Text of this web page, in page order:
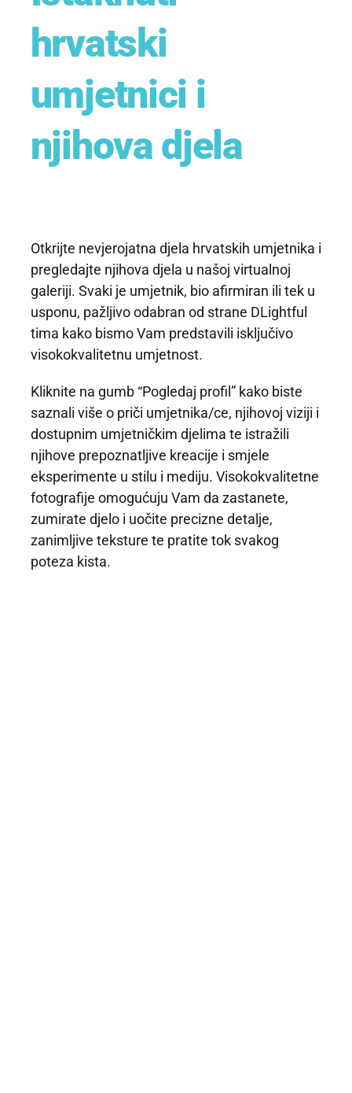
hrvatski
umjetnici i
njihova djela
Otkrijte nevjerojatna djela hrvatskih umjetnika i
pregledajte njihova djela u našoj virtualnoj
galeriji. Svaki je umjetnik, bio afirmiran ili tek u
usponu, pažljivo odabran od strane DLightful
tima kako bismo Vam predstavili isključivo
visokokvalitetnu umjetnost.
Kliknite na gumb “Pogledaj profil” kako biste
saznali više o priči umjetnika/ce, njihovoj viziji i
dostupnim umjetničkim djelima te istražili
njihove prepoznatljive kreacije i smjele
eksperimente u stilu i mediju. Visokokvalitetne
fotografije omogućuju Vam da zastanete,
zumirate djelo i uočite precizne detalje,
zanimljive teksture te pratite tok svakog
poteza kista.